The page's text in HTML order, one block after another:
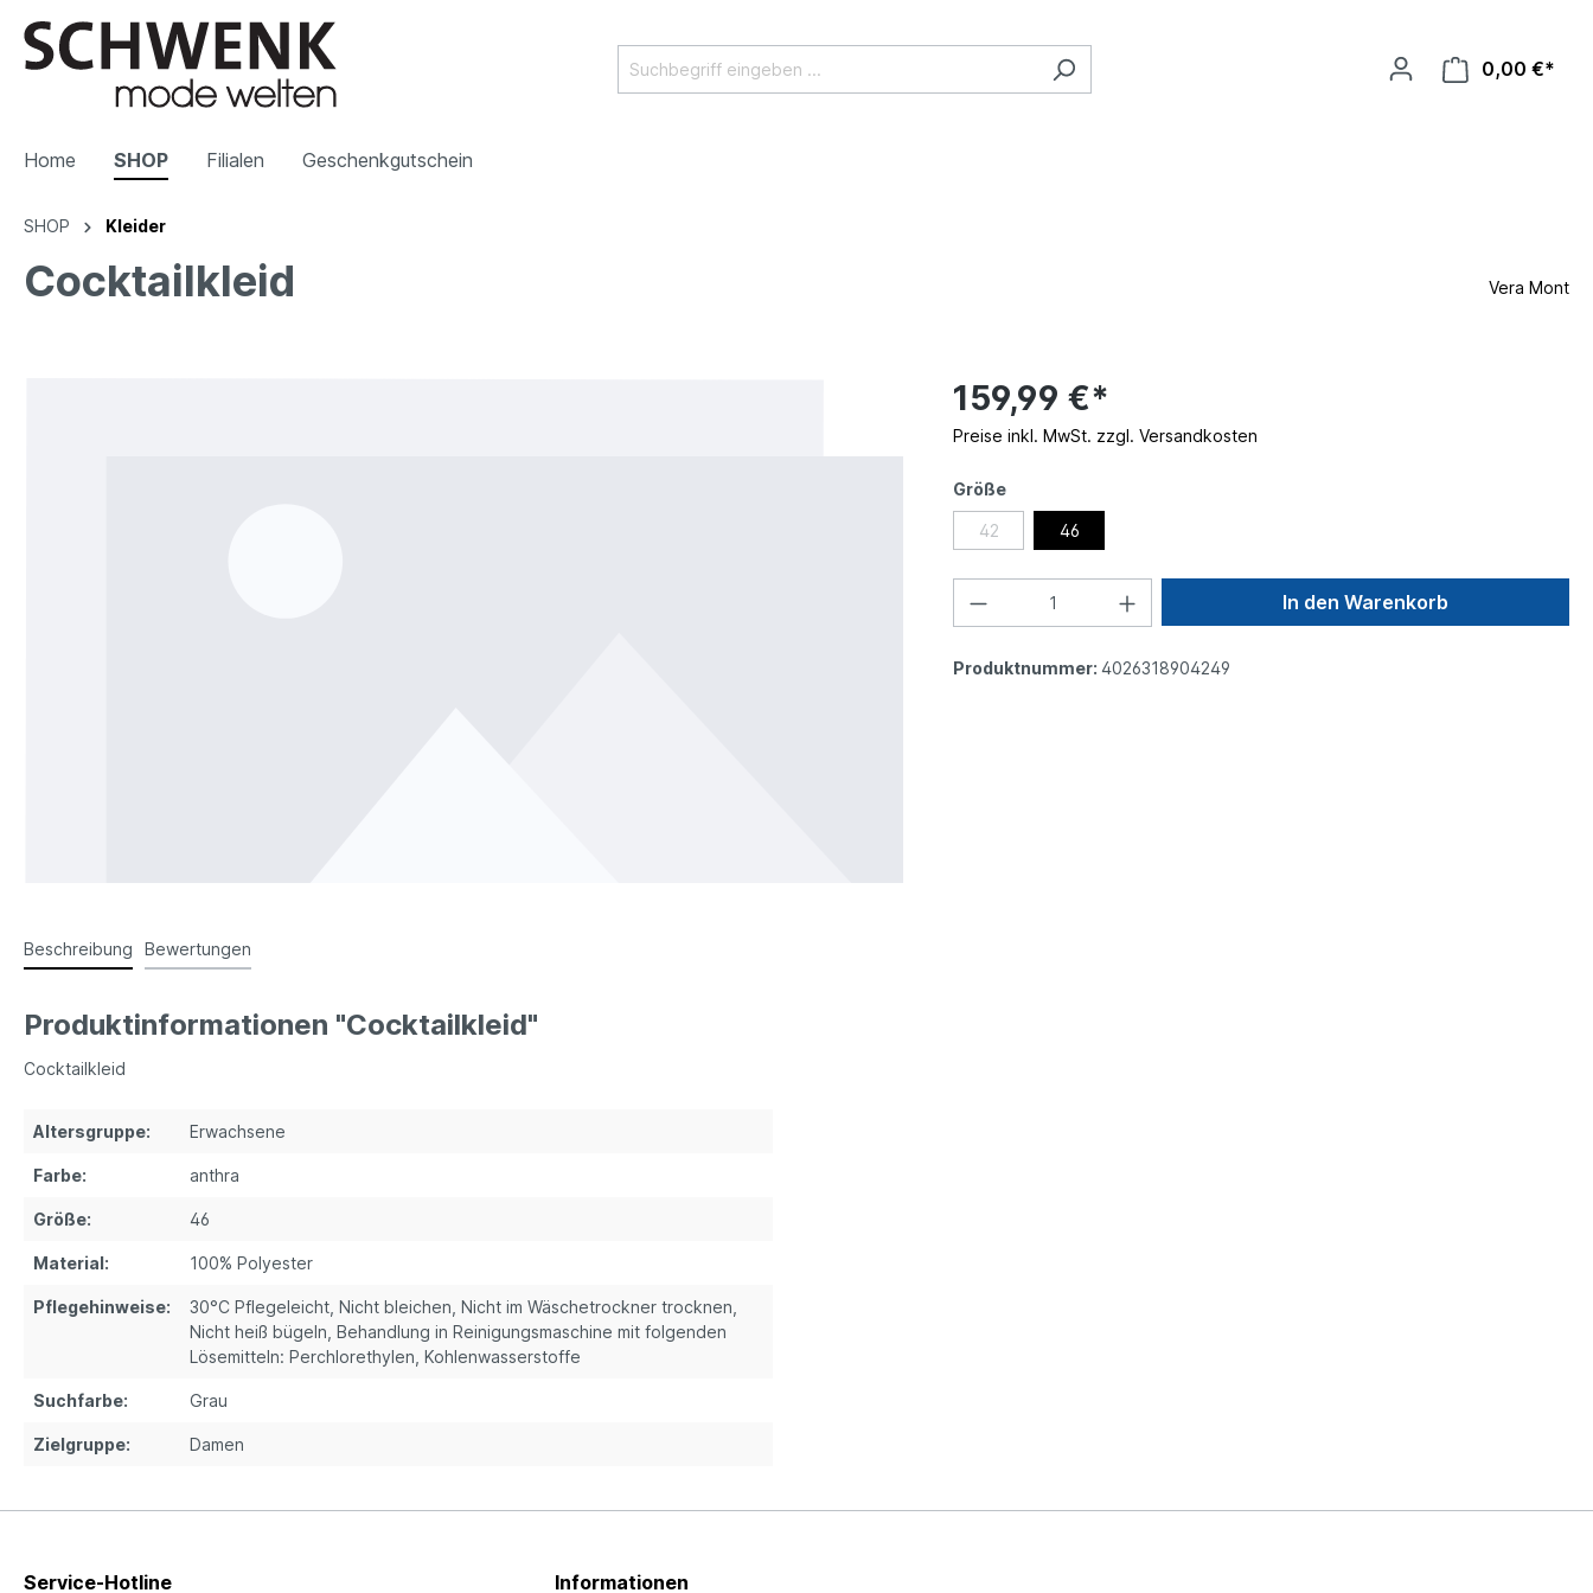
0,00 €*
Home SHOP Filialen Geschenkgutschein
SHOP Kleider
Cocktailkleid Vera Mont
159,99 €*
Preise inkl. MwSt. zzgl. Versandkosten
Größe
42 46
In den Warenkorb
Produktnummer: 4026318904249
Beschreibung Bewertungen
Produktinformationen "Cocktailkleid"
Cocktailkleid
Altersgruppe: Erwachsene
Farbe: anthra
Größe: 46
Material: 100% Polyester
Pflegehinweise:
30°C Pflegeleicht, Nicht bleichen, Nicht im Wäschetrockner trocknen,
Nicht heiß bügeln, Behandlung in Reinigungsmaschine mit folgenden
Lösemitteln: Perchlorethylen, Kohlenwasserstoffe
Suchfarbe: Grau
Zielgruppe: Damen
Service-Hotline Informationen